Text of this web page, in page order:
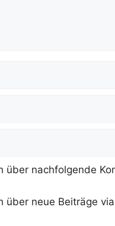
über nachfolgende
über neue Beiträge